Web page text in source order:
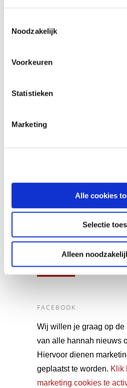
Noodzakelijk
Voorkeuren
Statistieken
Marketing
Alle cookies
Selectie
Alleen
voor een gezond en blij
geregeld je huid meten,
goed adviseren wat je
FACEBOOK
Wij willen je graag op de
van alle hannah nieuws
Hiervoor dienen
geplaatst te worden. Klik
marketing cookies te